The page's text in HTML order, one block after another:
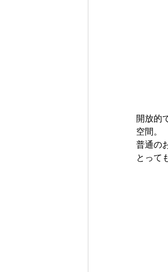
開放的
空間。
普通の
とって